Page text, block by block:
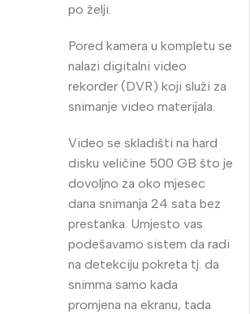
po želji.
Pored kamera u kompletu se
nalazi digitalni video
rekorder (DVR) koji služi za
snimanje video materijala.
Video se skladišti na hard
disku veličine 500 GB što je
dovoljno za oko mjesec
dana snimanja 24 sata bez
prestanka. Umjesto vas
podešavamo sistem da radi
na detekciju pokreta tj. da
snimma samo kada
promjena na ekranu, tada